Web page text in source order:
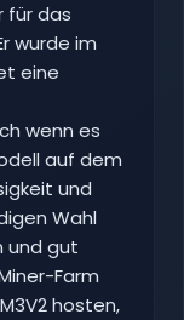
für das
wurde im
eine
wenn es
auf dem
und
Wahl
und gut
Farm
hosten,